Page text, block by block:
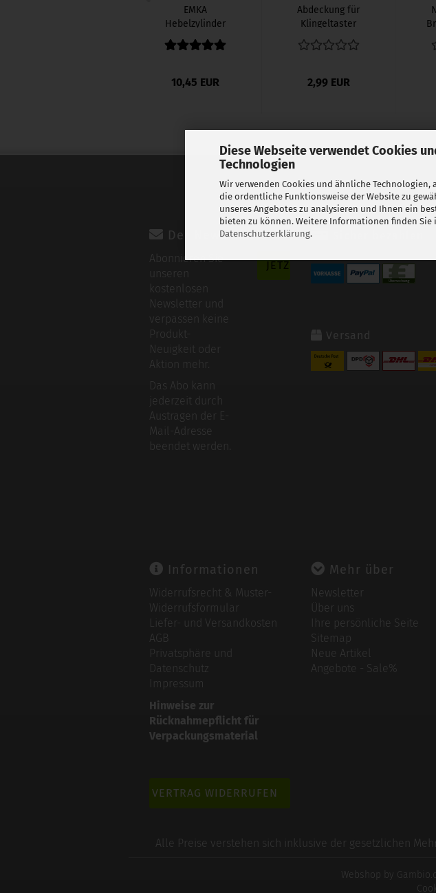
Diese Webseite verwendet Cookies
Technologien
Wir verwenden Cookies und ähnliche
die ordentliche Funktionsweise der Website zu
unseres Angebotes zu analysieren und Ihnen ein
bieten zu können. Weitere Informationen finden Sie
Datenschutzerklärung.
EMKA
Hebelzylinder
FORT F 36
10,45 EUR
Abdeckung für
Klingeltaster
der Firma
Allebacker...
2,99 EUR
Der Newsletter
Abonnieren Sie
unseren
kostenlosen
Newsletter und
verpassen keine
Produkt-
Neuigkeit oder
Aktion mehr.
Das Abo kann
jederzeit durch
Austragen der E-
Mail-Adresse
beendet werden.
Versand
Informationen
Widerrufsrecht & Muster-
Widerrufsformular
Liefer- und Versandkosten
AGB
Privatsphäre und
Datenschutz
Impressum
Hinweise zur
Rücknahmepflicht für
Verpackungsmaterial
VERTRAG WIDERRUFEN
Mehr über
Newsletter
Über uns
Ihre persönliche Seite
Sitemap
Neue Artikel
Angebote - Sale%
Alle Preise verstehen sich inklusive der gesetzlichen
Webshop by